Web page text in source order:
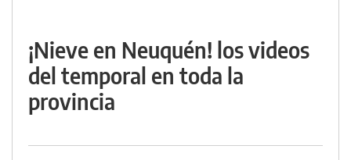
¡Nieve en Neuquén! los videos
del temporal en toda la
provincia